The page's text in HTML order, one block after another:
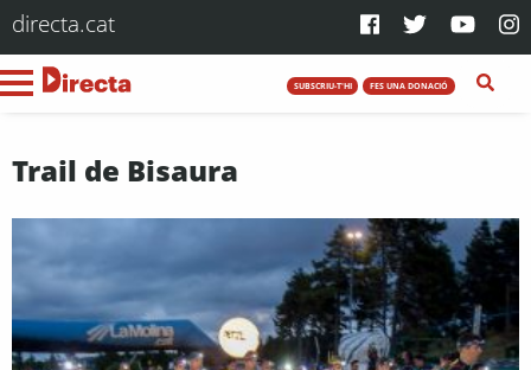
directa.cat
SUBSCRIU-T'HI FES UNA DONACIÓ
Trail de Bisaura